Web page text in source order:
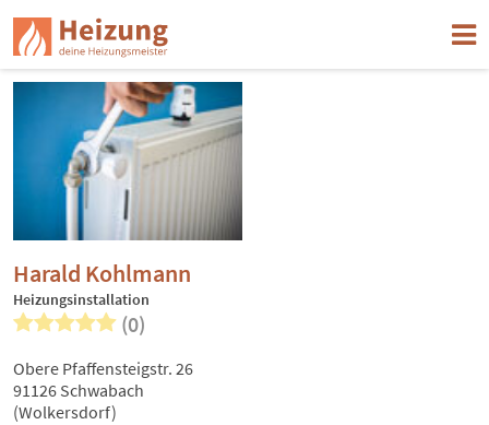
Harald Kohlmann
Heizungsinstallation
(0)
Obere Pfaffensteigstr. 26
91126 Schwabach
(Wolkersdorf)